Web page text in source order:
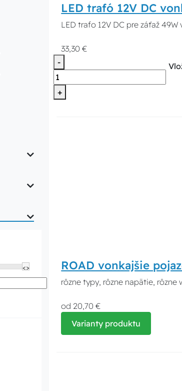
<>
LED trafó 12V DC
LED trafo 12V DC pre záťaž
33,30 €
-
+
ROAD vonkajšie
rôzne typy, rôzne napätie, rôzne
od 20,70 €
Varianty produktu